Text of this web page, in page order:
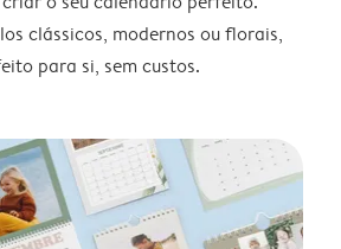
clássicos, modernos ou florais,
para si, sem custos.